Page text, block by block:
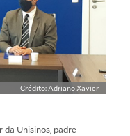
Crédito: Adriano Xavier
Unisinos, padre